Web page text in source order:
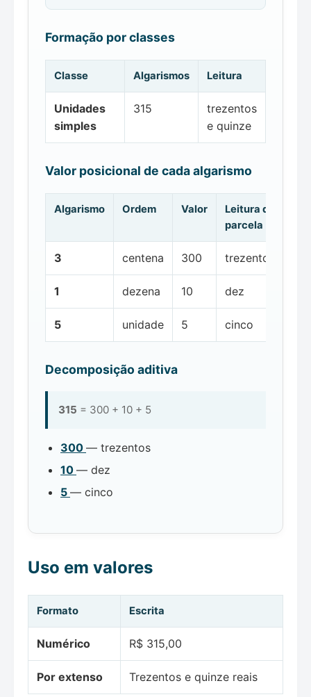
Formação por classes
Classe Algarismos Leitura
Unidades
simples
315
trezentos
e quinze
Valor posicional de cada algarismo
Algarismo Ordem Valor
Leitura da
parcela
3 centena 300 trezentos
1 dezena 10 dez
5 unidade 5 cinco
Decomposição aditiva
315 = 300 + 10 + 5
300 — trezentos
10 — dez
5 — cinco
Uso em valores
Formato Escrita
Numérico R$ 315,00
Por extenso Trezentos e quinze reais